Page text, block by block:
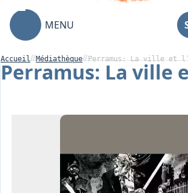
MENU
Centre de Soin
Interprétariat
Ressources
Accueil Médiathèque Perramus: La ville et
Perramus: La ville